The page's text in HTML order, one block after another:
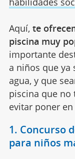
Aquí, te
piscina muy
importante
a niños que ya
agua, y que
piscina que no
evitar poner
1. Concurso
para niños